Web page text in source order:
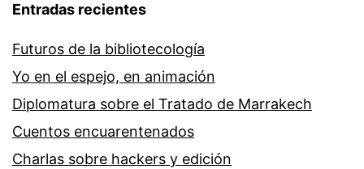
Entradas recientes
Futuros de la bibliotecología
Yo en el espejo, en animación
Diplomatura sobre el Tratado de Marrakech
Cuentos encuarentenados
Charlas sobre hackers y edición